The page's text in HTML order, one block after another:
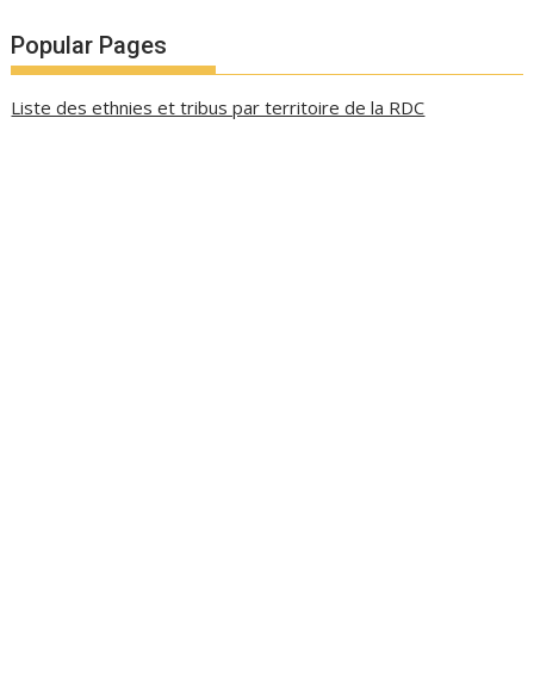
Popular Pages
Liste des ethnies et tribus par territoire de la RDC